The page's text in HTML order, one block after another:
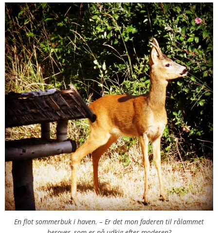
En flot sommerbuk i haven. – Er det mon faderen til rålammet